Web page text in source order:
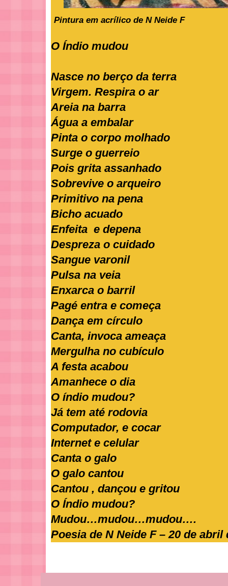
Pintura em acrílico de N Neide F
O Índio mudou
Nasce no berço da terra
Virgem. Respira o ar
Areia na barra
Água a embalar
Pinta o corpo molhado
Surge o guerreio
Pois grita assanhado
Sobrevive o arqueiro
Primitivo na pena
Bicho acuado
Enfeita e depena
Despreza o cuidado
Sangue varonil
Pulsa na veia
Enxarca o barril
Pagé entra e começa
Dança em círculo
Canta, invoca ameaça
Mergulha no cubículo
A festa acabou
Amanhece o dia
O índio mudou?
Já tem até rodovia
Computador, e cocar
Internet e celular
Canta o galo
O galo cantou
Cantou , dançou e gritou
O Índio mudou?
Mudou…mudou…mudou….
Poesia de N Neide F – 20 de abril